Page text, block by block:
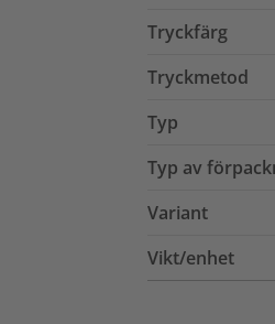
Tryckfärg
Tryckmetod
Typ
Typ av
Variant
Vikt/enhet